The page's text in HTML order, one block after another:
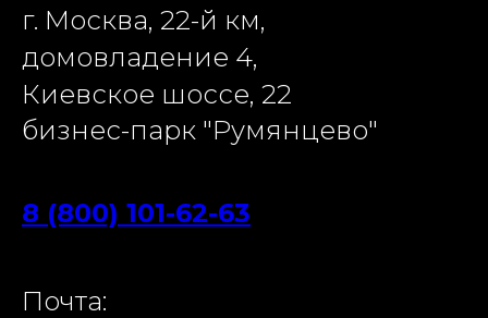
г. Москва, 22-й км,
домовладение 4,
Киевское шоссе, 22
бизнес-парк "Румянцево"
8 (800) 101-62-63
Почта: